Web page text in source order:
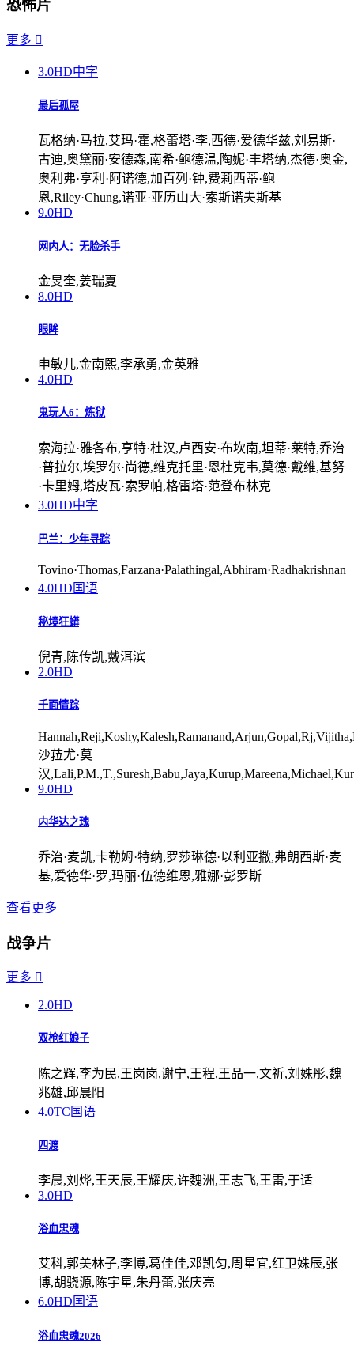
恐怖片
更多 
3.0HD中字
最后孤屋
瓦格纳·马拉,艾玛·霍,格蕾塔·李,西德·爱德华兹,刘易斯·
古迪,奥黛丽·安德森,南希·鲍德温,陶妮·丰塔纳,杰德·奥金,
奥利弗·亨利·阿诺德,加百列·钟,费莉西蒂·鲍
恩,Riley·Chung,诺亚·亚历山大·索斯诺夫斯基
9.0HD
网内人：无脸杀手
金旻奎,姜瑞夏
8.0HD
眼眸
申敏儿,金南熙,李承勇,金英雅
4.0HD
鬼玩人6：炼狱
索海拉·雅各布,亨特·杜汉,卢西安·布坎南,坦蒂·莱特,乔治
·普拉尔,埃罗尔·尚德,维克托里·恩杜克韦,莫德·戴维,基努
·卡里姆,塔皮瓦·索罗帕,格雷塔·范登布林克
3.0HD中字
巴兰：少年寻踪
Tovino·Thomas,Farzana·Palathingal,Abhiram·Radhakrishnan
4.0HD国语
秘境狂蟒
倪青,陈传凯,戴洱滨
2.0HD
千面情踪
沙菈尤·莫
汉
9.0HD
内华达之瑰
乔治·麦凯,卡勒姆·特纳,罗莎琳德·以利亚撒,弗朗西斯·麦
基,爱德华·罗,玛丽·伍德维恩,雅娜·彭罗斯
查看更多
战争片
更多 
2.0HD
双枪红娘子
陈之辉,李为民,王岗岗,谢宁,王程,王品一,文祈,刘姝彤,魏
兆雄,邱晨阳
4.0TC国语
四渡
李晨,刘烨,王天辰,王耀庆,许魏洲,王志飞,王雷,于适
3.0HD
浴血忠魂
艾科,郭美林子,李博,葛佳佳,邓凯匀,周星宜,红卫姝辰,张
博,胡骁源,陈宇星,朱丹蕾,张庆亮
6.0HD国语
浴血忠魂2026